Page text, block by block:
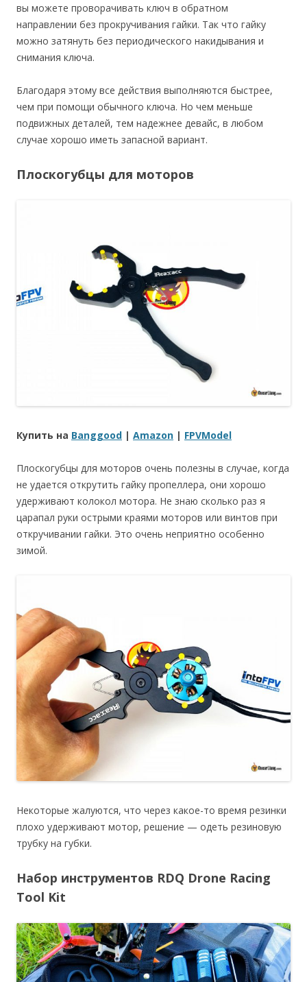
вы можете проворачивать ключ в обратном
направлении без прокручивания гайки. Так что гайку
можно затянуть без периодического накидывания и
снимания ключа.
Благодаря этому все действия выполняются быстрее,
чем при помощи обычного ключа. Но чем меньше
подвижных деталей, тем надежнее девайс, в любом
случае хорошо иметь запасной вариант.
Плоскогубцы для моторов
Купить на Banggood | Amazon | FPVModel
Плоскогубцы для моторов очень полезны в случае, когда
не удается открутить гайку пропеллера, они хорошо
удерживают колокол мотора. Не знаю сколько раз я
царапал руки острыми краями моторов или винтов при
откручивании гайки. Это очень неприятно особенно
зимой.
Некоторые жалуются, что через какое-то время резинки
плохо удерживают мотор, решение — одеть резиновую
трубку на губки.
Набор инструментов RDQ Drone Racing
Tool Kit